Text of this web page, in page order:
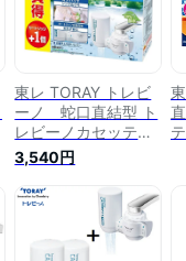
東レ TORAY トレビ
ーノ 蛇口直結型 ト
レビーノカセッティ
シリーズ 家庭用浄水
器＋交換用カートリ
ッジ(1個) カセッティ
308T＋MKC.TJ
【RCP】 MK308T-
TSET
3,540円